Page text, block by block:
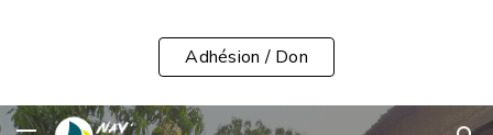
Skip to main content
Adhésion / Don